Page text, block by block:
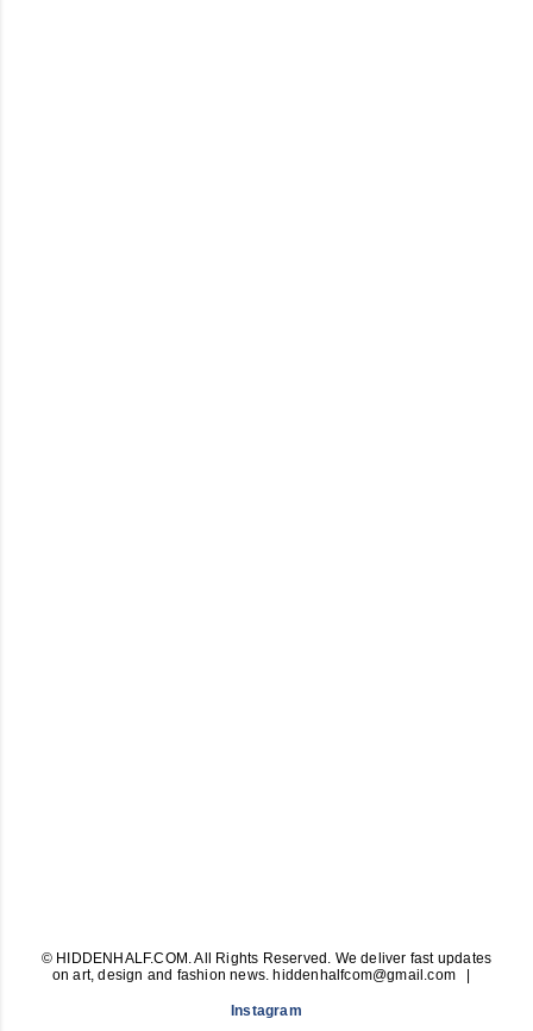
© HIDDENHALF.COM. All Rights Reserved. We deliver fast updates
on art, design and fashion news. hiddenhalfcom@gmail.com
Instagram